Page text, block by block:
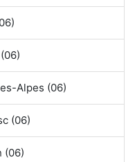
Alpes (06)
(06)
(06)